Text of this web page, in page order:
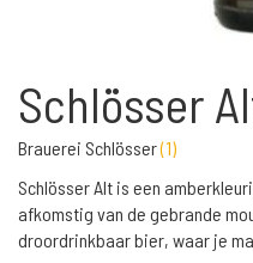
Schlösser
Brauerei Schlösser(1)
Schlösser Alt is een
afkomstig van de gebrande
droordrinkbaar bier, waar je